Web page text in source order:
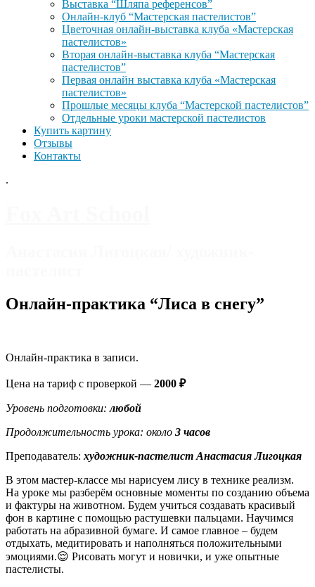
Выставка “Шляпа референсов”
Онлайн-клуб “Мастерская пастелистов”
Цветочная онлайн-выставка клуба «Мастерская
пастелистов»
Вторая онлайн-выставка клуба “Мастерская
пастелистов”
Первая онлайн выставка клуба «Мастерская
пастелистов»
Прошлые месяцы клуба “Мастерской пастелистов”
Отдельные уроки мастерской пастелистов
Купить картину
Отзывы
Контакты
.
Онлайн-практика “Лиса в снегу”
Онлайн-практика в записи.
Цена на тариф с проверкой — 2000 ₽
Уровень подготовки:любой
Продолжительность урока: около 3 часов
Преподаватель: художник-пастелист Анастасия Лигоцкая
В этом мастер-классе мы нарисуем лису в технике реализм.
На уроке мы разберём основные моменты по созданию объема
и фактуры на животном. Будем учиться создавать красивый
фон в картине с помощью растушевки пальцами. Научимся
работать на абразивной бумаге. И самое главное – будем
отдыхать, медитировать и наполняться положительными
эмоциями.😌 Рисовать могут и новички, и уже опытные
пастелисты.